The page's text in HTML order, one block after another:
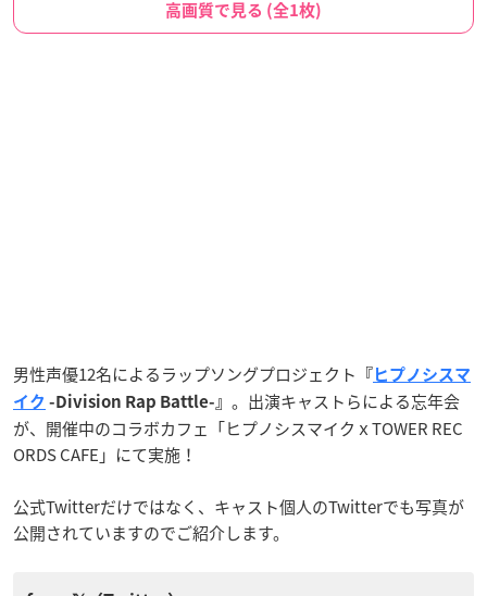
高画質で見る (全1枚)
男性声優12名によるラップソングプロジェクト 『 ヒプノシスマ
イク -Division Rap Battle-』 。出演キャストらによる忘年会
が、開催中のコラボカフェ「ヒプノシスマイクｘTOWER REC
ORDS CAFE 」にて実施！
公式Twitterだけではなく、キャスト個人のTwitterでも写真が
公開されていますのでご紹介します。